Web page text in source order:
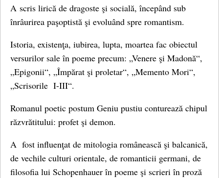
A scris lirică de dragoste şi socială, începând sub
înrâurirea paşoptistă şi evoluând spre romantism.
Istoria, existenţa, iubirea, lupta, moartea fac obiectul
versurilor sale în poeme precum: „Venere şi Madonă“,
„Epigonii“, „Împărat şi proletar“, „Memento Mori“,
„Scrisorile I-III“.
Romanul poetic postum Geniu pustiu conturează chipul
răzvrătitului: profet şi demon.
A fost influenţat de mitologia românească şi balcanică,
de vechile culturi orientale, de romanticii germani, de
filosofia lui Schopenhauer în poeme şi scrieri în proză